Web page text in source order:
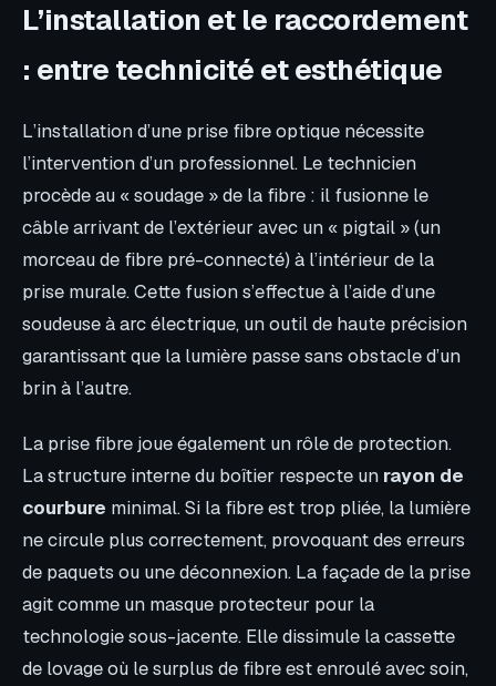
L’installation et le raccordement
: entre technicité et esthétique
L’installation d’une prise fibre optique nécessite
l’intervention d’un professionnel. Le technicien
procède au « soudage » de la fibre : il fusionne le
câble arrivant de l’extérieur avec un « pigtail » (un
morceau de fibre pré-connecté) à l’intérieur de la
prise murale. Cette fusion s’effectue à l’aide d’une
soudeuse à arc électrique, un outil de haute précision
garantissant que la lumière passe sans obstacle d’un
brin à l’autre.
La prise fibre joue également un rôle de protection.
La structure interne du boîtier respecte un rayon de
courbure minimal. Si la fibre est trop pliée, la lumière
ne circule plus correctement, provoquant des erreurs
de paquets ou une déconnexion. La façade de la prise
agit comme un masque protecteur pour la
technologie sous-jacente. Elle dissimule la cassette
de lovage où le surplus de fibre est enroulé avec soin,